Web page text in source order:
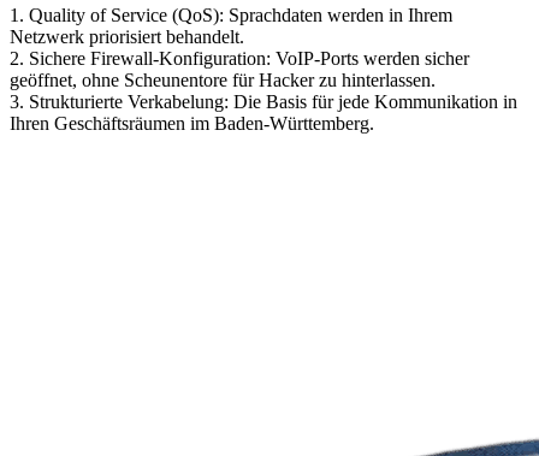
1. Quality of Service (QoS): Sprachdaten werden in Ihrem
Netzwerk priorisiert behandelt.
2. Sichere Firewall-Konfiguration: VoIP-Ports werden sicher
geöffnet, ohne Scheunentore für Hacker zu hinterlassen.
3. Strukturierte Verkabelung: Die Basis für jede Kommunikation in
Ihren Geschäftsräumen im Baden-Württemberg.